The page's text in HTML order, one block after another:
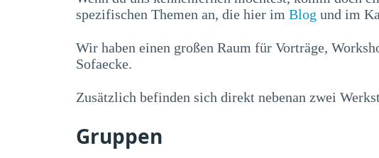
spezifischen Themen an, die hier im Blog und im
Wir haben einen großen Raum für Vorträge,
Sofaecke.
Zusätzlich befinden sich direkt nebenan zwei
Gruppen